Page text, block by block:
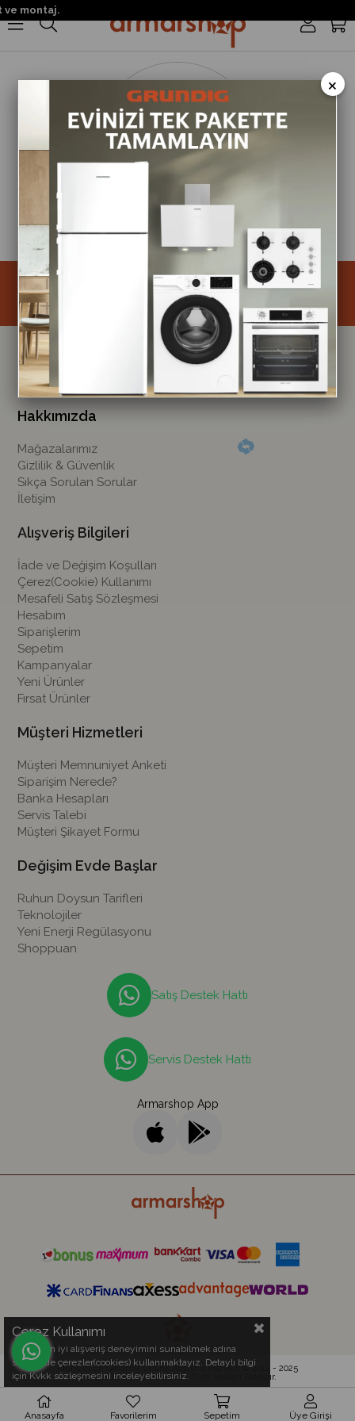
Size Özel Kampanyalar
Hemen Kayıt Ol Fırsatlardan Önce Sen Haberdar Ol!
Takipte Kal
Hakkımızda
Mağazalarımız
Gizlilik & Güvenlik
Sıkça Sorulan Sorular
İletişim
Alışveriş Bilgileri
İade ve Değişim Koşulları
Çerez(Cookie) Kullanımı
Mesafeli Satış Sözleşmesi
Hesabım
Siparişlerim
Sepetim
Kampanyalar
Yeni Ürünler
Fırsat Ürünler
Müşteri Hizmetleri
Müşteri Memnuniyet Anketi
Siparişim Nerede?
Banka Hesapları
Servis Talebi
Müşteri Şikayet Formu
Değişim Evde Başlar
Ruhun Doysun Tarifleri
Teknolojiler
Yeni Enerji Regülasyonu
Shoppuan
Satış Destek Hattı
Servis Destek Hattı
Armarshop App
Kıbrıs'ın En Gelişmiş Online Alışveriş Merkezi © 2014 - 2025
Armar Electronics Ltd.- Tüm Hakları Saklıdır.
montaj.
Çerez Kullanımı
Sizlere en iyi alışveriş deneyimini sunabilmek adına
sitemizde çerezler(cookies) kullanmaktayız. Detaylı bilgi
için Kvkk sözleşmesini inceleyebilirsiniz.
×
Anasayfa Favorilerim Sepetim Üye Girişi